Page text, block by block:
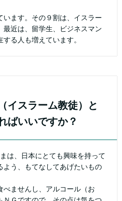
います。その９割は、イスラー
最近は、留学生、ビジネスマン
る人も増えています。
イスラーム教徒）と
ばいいですか？
は、日本にとても興味を持って
よう、もてなしてあげたいもの
べませんし、アルコール（お